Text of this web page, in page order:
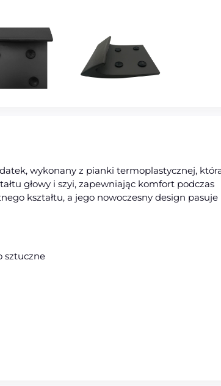
wykonany z pianki termoplastycznej,
głowy i szyi, zapewniając komfort podczas
kształtu, a jego nowoczesny design pasuje
sztuczne